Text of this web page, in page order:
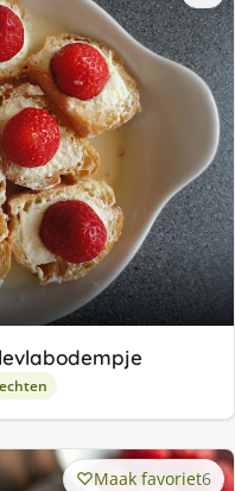
Maak favoriet6